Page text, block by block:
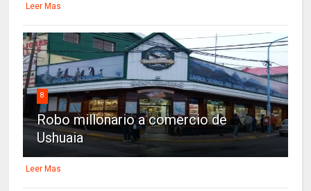
Leer Mas
8
Robo millonario a comercio de
Ushuaia
Leer Mas